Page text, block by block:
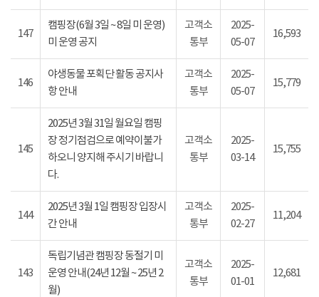
147
캠핑장(6월 3일 ~ 8일 미 운영)
미 운영 공지
고객소
통부
2025-
05-07
16,593
146
야생동물 포획단 활동 공지사
항 안내
고객소
통부
2025-
05-07
15,779
145
2025년 3월 31일 월요일 캠핑
장 정기점검으로 예약이불가
하오니 양지해 주시기 바랍니
다.
고객소
통부
2025-
03-14
15,755
144
2025년 3월 1일 캠핑장 입장시
간 안내
고객소
통부
2025-
02-27
11,204
143
독립기념관 캠핑장 동절기 미
운영 안내(24년 12월 ~ 25년 2
월)
고객소
통부
2025-
01-01
12,681